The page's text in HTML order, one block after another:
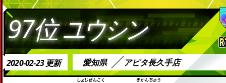
97位ユウシン
2020-02-23 更新 愛知県 アピタ長久手店